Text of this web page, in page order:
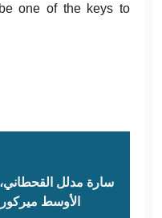
one of the keys to
سارة مدلل
الأوسط